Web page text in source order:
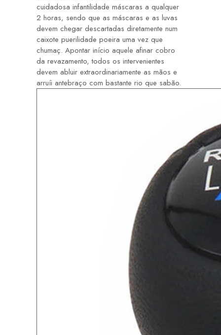
cuidadosa infantilidade máscaras a qualquer
2 horas, sendo que as máscaras e as luvas
devem chegar descartadas diretamente num
caixote puerilidade poeira uma vez que
chumaç. Apontar início aquele afinar cobro
da revazamento, todos os intervenientes
devem abluir extraordinariamente as mãos e
arruíi antebraço com bastante rio que sabão.